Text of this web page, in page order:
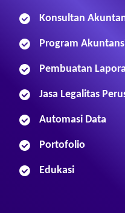
Konsultan
Program
Pembuatan
Jasa Legalitas
Automasi Data
Portofolio
Edukasi